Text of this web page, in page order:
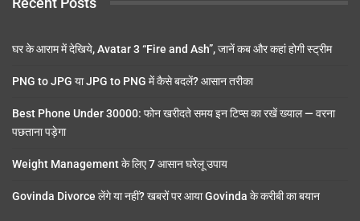
घर के आराम में देखिये, Avatar 3 “Fire and Ash”, जानें कब और कहां होगी स्ट्रीम
PNG to JPG या JPG to PNG में कैसे बदलें? आसान तरीका
Best Phone Under 30000: फोन खरीदते समय इन टिप्स का रखें ख्याल — वरना
पछताना पड़ेगा
Weight Management के लिए 7 आसान घरेलू उपाय
Govinda Divorce लेंगे या नहीं? खबरों पर आया Govinda के करीबी का बयान